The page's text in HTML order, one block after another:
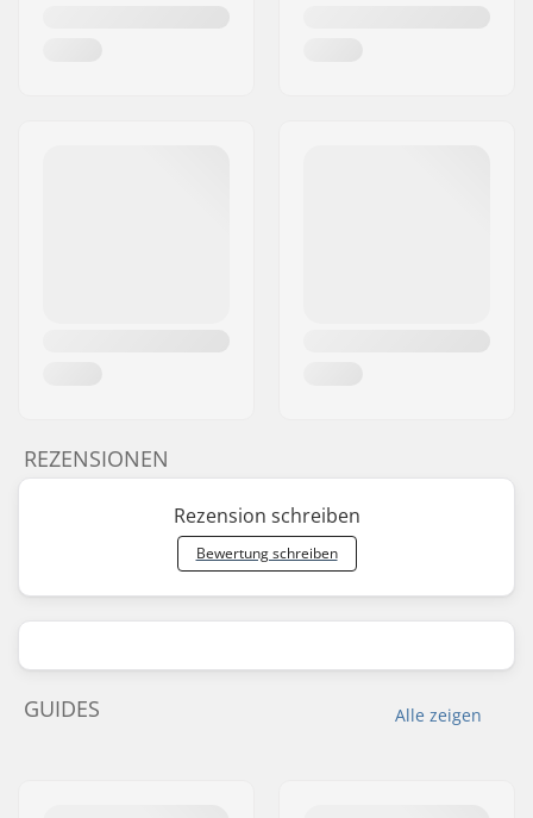
REZENSIONEN
Rezension schreiben
Bewertung schreiben
Alle zeigen
GUIDES